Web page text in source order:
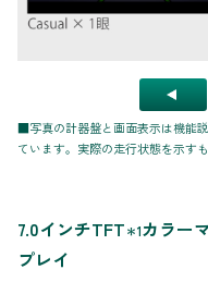
■写真の計器盤と画面表示は機能
ています。実際の走行状態を示す
7.0インチTFT＊1カラー
プレイ